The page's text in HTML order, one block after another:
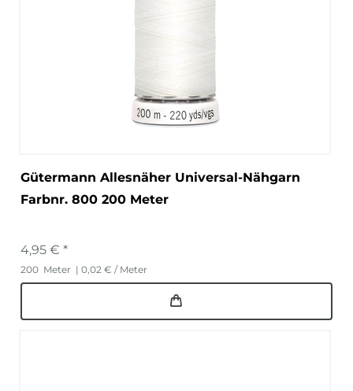
Gütermann Allesnäher Universal-Nähgarn
Farbnr. 800 200 Meter
4,95 € *
200 Meter | 0,02 € / Meter